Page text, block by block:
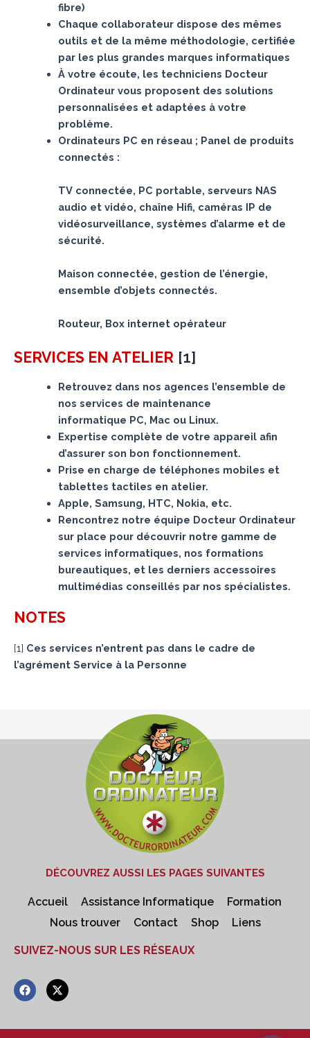
fibre)
Chaque collaborateur dispose des mêmes
outils et de la même méthodologie, certifiée
par les plus grandes marques informatiques
À votre écoute, les techniciens Docteur
Ordinateur vous proposent des solutions
personnalisées et adaptées à votre
problème.
Ordinateurs PC en réseau ; Panel de produits
connectés :
TV connectée, PC portable, serveurs NAS
audio et vidéo, chaîne Hifi, caméras IP de
vidéosurveillance, systèmes d’alarme et de
sécurité.
Maison connectée, gestion de l’énergie,
ensemble d’objets connectés.
Routeur, Box internet opérateur
SERVICES EN ATELIER [1]
Retrouvez dans nos agences l’ensemble de
nos services de maintenance
informatique PC, Mac ou Linux.
Expertise complète de votre appareil afin
d’assurer son bon fonctionnement.
Prise en charge de téléphones mobiles et
tablettes tactiles en atelier.
Apple, Samsung, HTC, Nokia, etc.
Rencontrez notre équipe Docteur Ordinateur
sur place pour découvrir notre gamme de
services informatiques, nos formations
bureautiques, et les derniers accessoires
multimédias conseillés par nos spécialistes.
NOTES
[1] Ces services n’entrent pas dans le cadre de
l’agrément Service à la Personne
DÉCOUVREZ AUSSI LES PAGES SUIVANTES
Accueil Assistance Informatique
Formation
Nous trouver
Contact Shop Liens
SUIVEZ-NOUS SUR LES RÉSEAUX
F
a
b
X
-
i